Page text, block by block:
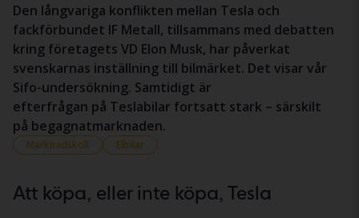
Marknadskoll Elbilar
Den långvariga konflikten mellan Tesla och
fackförbundet IF Metall, tillsammans med debatten
kring företagets VD Elon Musk, har påverkat
svenskarnas inställning till bilmärket. Det visar vår
Sifo-undersökning. Samtidigt är
efterfrågan på Teslabilar fortsatt stark – särskilt
på begagnatmarknaden.
Att köpa, eller inte köpa, Tesla